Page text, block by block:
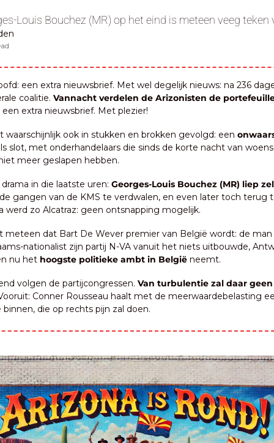
Louis Bouchez (MR) op het eind is meteen veeg teken
een extra nieuwsbrief. Met wel degelijk nieuws: na 236
coalitie. Vannacht verdelen de Arizonisten de
een extra nieuwsbrief. Met plezier!
waarschijnlijk ook in stukken en brokken gevolgd: een
slot, met onderhandelaars die sinds de korte nacht van
meer geslapen hebben.
in die laatste uren: Georges-Louis Bouchez (MR) liep
gangen van de KMS te verdwalen, en even later toch terug
werd zo Alcatraz: geen ontsnapping mogelijk.
meteen dat Bart De Wever premier van België wordt: de man
nationalist zijn partij N-VA vanuit het niets uitbouwde,
nu het hoogste politieke ambt in België neemt.
volgen de partijcongressen. Van turbulentie zal daar
Conner Rousseau haalt met de meerwaardebelasting
die op rechts pijn zal doen.